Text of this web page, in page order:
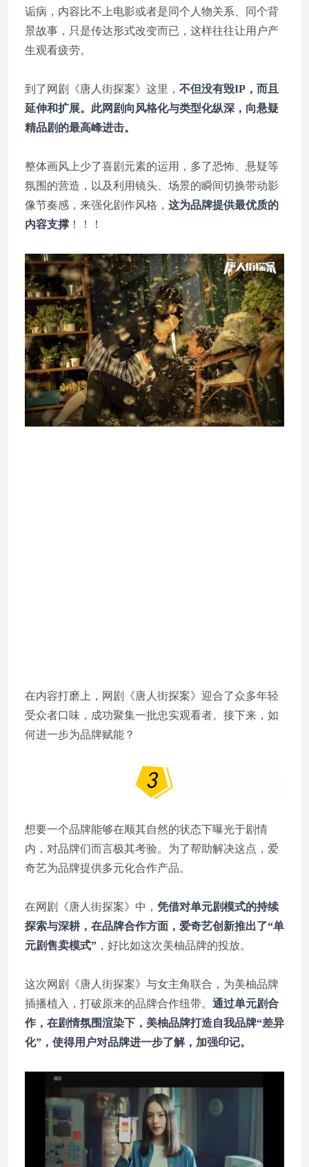
诟病，内容比不上电影或者是同个人物关系、同个背
景故事，只是传达形式改变而已，这样往往让用户产
生观看疲劳。
到了网剧《唐人街探案》这里， 不但没有毁IP，而且
延伸和扩展。此网剧向风格化与类型化纵深，向悬疑
精品剧的最高峰进击。
整体画风上少了喜剧元素的运用，多了恐怖、悬疑等
氛围的营造，以及利用镜头、场景的瞬间切换带动影
像节奏感，来强化剧作风格， 这为品牌提供最优质的
内容支撑 ！！！
在内容打磨上，网剧《唐人街探案》迎合了众多年轻
受众者口味，成功聚集一批忠实观看者。接下来，如
何进一步为品牌赋能？
想要一个品牌能够在顺其自然的状态下曝光于剧情
内，对品牌们而言极其考验。为了帮助解决这点，爱
奇艺为品牌提供多元化合作产品。
在网剧《唐人街探案》中， 凭借对单元剧模式的持续
探索与深耕，在品牌合作方面，爱奇艺创新推出了“单
元剧售卖模式” ，好比如这次美柚品牌的投放。
这次网剧《唐人街探案》与女主角联合，为美柚品牌
插播植入，打破原来的品牌合作纽带。 通过单元剧合
作，在剧情氛围渲染下，美柚品牌打造自我品牌“差异
化”，使得用户对品牌进一步了解，加强印记。